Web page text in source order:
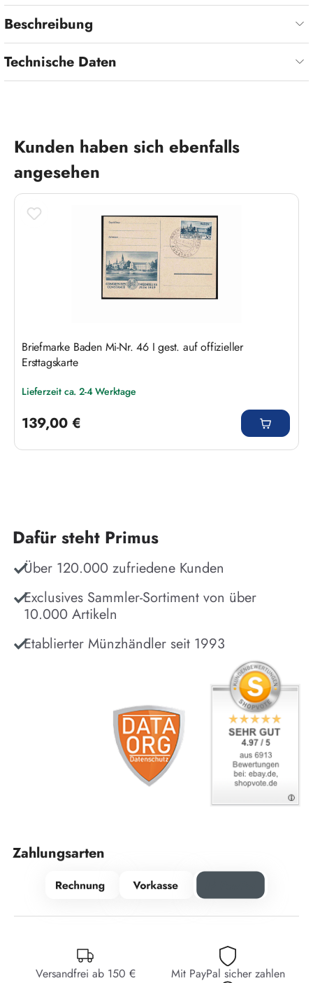
Beschreibung
Technische Daten
Produktgalerie überspringen
Kunden haben sich ebenfalls
angesehen
Briefmarke Baden Mi-Nr. 46 I gest. auf offizieller
Ersttagskarte
Lieferzeit ca. 2-4 Werktage
139,00 €
Dafür steht Primus
Über 120.000 zufriedene Kunden
Exclusives Sammler-Sortiment von über
10.000 Artikeln
Etablierter Münzhändler seit 1993
Zahlungsarten
Versandfrei ab 150 € Mit PayPal sicher zahlen